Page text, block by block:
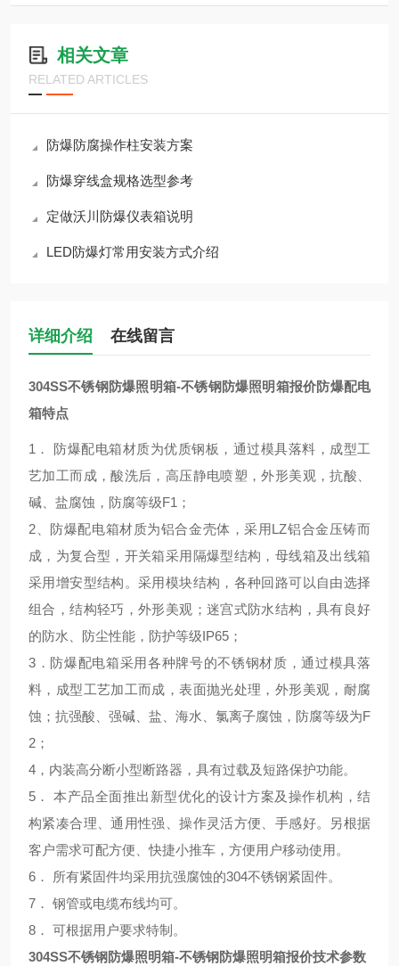
相关文章
RELATED ARTICLES
防爆防腐操作柱安装方案
防爆穿线盒规格选型参考
定做沃川防爆仪表箱说明
LED防爆灯常用安装方式介绍
详细介绍 在线留言
304SS不锈钢防爆照明箱-不锈钢防爆照明箱报价防爆配电
箱特点
1． 防爆配电箱材质为优质钢板，通过模具落料，成型工
艺加工而成，酸洗后，高压静电喷塑，外形美观，抗酸、
碱、盐腐蚀，防腐等级F1；
2、防爆配电箱材质为铝合金壳体，采用LZ铝合金压铸而
成，为复合型，开关箱采用隔爆型结构，母线箱及出线箱
采用增安型结构。采用模块结构，各种回路可以自由选择
组合，结构轻巧，外形美观；迷宫式防水结构，具有良好
的防水、防尘性能，防护等级IP65；
3．防爆配电箱采用各种牌号的不锈钢材质，通过模具落
料，成型工艺加工而成，表面抛光处理，外形美观，耐腐
蚀；抗强酸、强碱、盐、海水、氯离子腐蚀，防腐等级为F
2；
4，内装高分断小型断路器，具有过载及短路保护功能。
5． 本产品全面推出新型优化的设计方案及操作机构，结
构紧凑合理、通用性强、操作灵活方便、手感好。另根据
客户需求可配方便、快捷小推车，方便用户移动使用。
6． 所有紧固件均采用抗强腐蚀的304不锈钢紧固件。
7． 钢管或电缆布线均可。
8． 可根据用户要求特制。
304SS不锈钢防爆照明箱-不锈钢防爆照明箱报价技术参数